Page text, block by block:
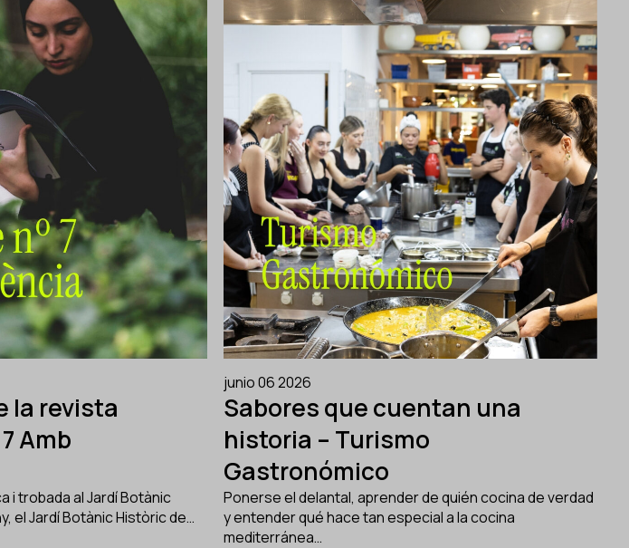
la revista
Amb
i trobada al Jardí Botànic
el Jardí Botànic Històric de…
junio 06 2026
Sabores que cuentan una
historia – Turismo
Gastronómico
Ponerse el delantal, aprender de quién cocina de verdad
y entender qué hace tan especial a la cocina
mediterránea…